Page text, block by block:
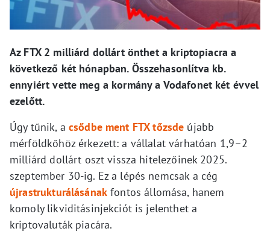
Az FTX 2 milliárd dollárt önthet a kriptopiacra a
következő két hónapban. Összehasonlítva kb.
ennyiért vette meg a kormány a Vodafonet két évvel
ezelőtt.
Úgy tűnik, a csődbe ment FTX tőzsde újabb
mérföldkőhöz érkezett: a vállalat várhatóan 1,9–2
milliárd dollárt oszt vissza hitelezőinek 2025.
szeptember 30-ig. Ez a lépés nemcsak a cég
újrastrukturálásának fontos állomása, hanem
komoly likviditásinjekciót is jelenthet a
kriptovaluták piacára.